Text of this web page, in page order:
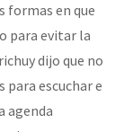
formas en que
para evitar la
dijo que no
para escuchar e
agenda